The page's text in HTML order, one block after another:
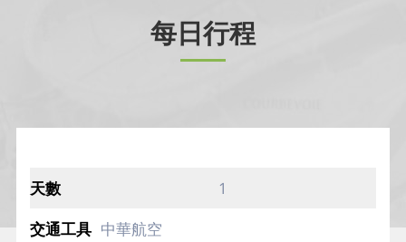
每日行程
1
中華航空